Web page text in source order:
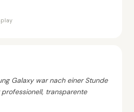
Galaxy war nach einer Stunde
transparente